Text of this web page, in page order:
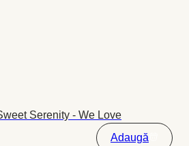
Serenity - We Love
Adaugă